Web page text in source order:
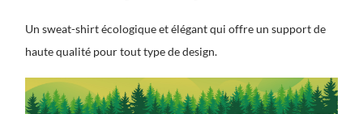
Un sweat-shirt écologique et élégant qui offre un support de
haute qualité pour tout type de design.